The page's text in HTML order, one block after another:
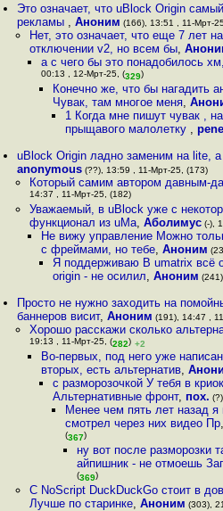
Это означает, что uBlock Origin
рекламы ,Аноним (166), 13:51 , 11-Мрт-
Нет, это означает, что еще 7 лет
отключении v2, но всем бы,
а с чего бы это понадобилось
00:13 , 12-Мрт-25, (329)
Конечно же, что бы нагадить
Чувак, там многое меня,
1 Когда мне пишут чувак ,
прыщавого малолетку ,
uBlock Origin ладно заменим на lite,
anonymous (??), 13:59 , 11-Мрт-25, (173)
Который самим автором давным-
14:37 , 11-Мрт-25, (182)
Уважаемый, в uBlock уже с
функционал из uMa, Аболимус(-),
Не вижу управление Можно
с фреймами, но тебе, Аноним
Я поддерживаю В umatrix всё
origin - не осилил,Аноним
Просто не нужно заходить на
баннеров висит,Аноним (191), 14:47 ,
Хорошо расскажи сколько
19:13 , 11-Мрт-25, (282) +2
Во-первых, под него уже
вторых, есть альтернатив,
с разморозочкой У тебя в
Альтернативные фронт, пох.
Менее чем пять лет назад
смотрел через них видео Пр,
(367)
ну вот после разморозки
айпишник - не отмоешь
(369)
С NoScript DuckDuckGo стоит в
Лучше по старинке, Аноним (303),